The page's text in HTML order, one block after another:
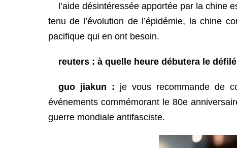
l’aide désintéressée apportée par la chine
tenu de l’évolution de l’épidémie, la chine
pacifique qui en ont besoin.
reuters : à quelle heure débutera le
guo jiakun : je vous recommande de
événements commémorant le 80e
guerre mondiale antifasciste.